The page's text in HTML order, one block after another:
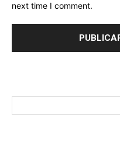
next time I comment.